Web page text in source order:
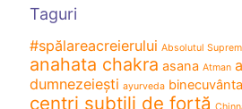
Taguri
#spălareacreierului Absolutul
anahata chakra asana Atman
dumnezeiești ayurveda
centri subtili de forță